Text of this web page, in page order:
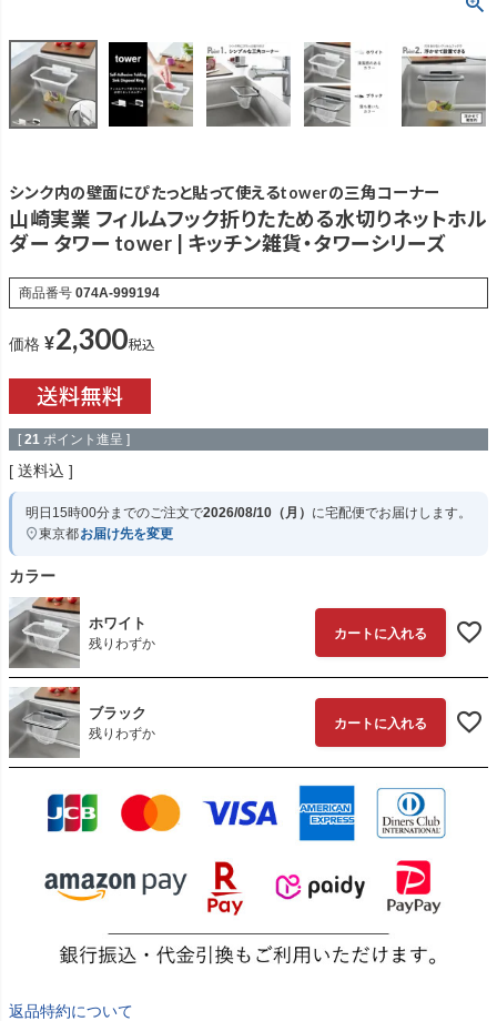
シンク内の壁面にぴたっと貼って使えるtowerの三角コーナー
山崎実業 フィルムフック折りたためる水切りネットホル
ダー タワー tower | キッチン雑貨・タワーシリーズ
商品番号 074A-999194
価格 ¥2,300税込
[ 21 ポイント進呈 ]
送料込
明日 15時00分までのご注文で2026/08/10（月） に宅配便でお届けします。
東京都お届け先を変更
カラー
ホワイト
残りわずか
カートに入れる
ブラック
残りわずか
カートに入れる
返品特約について